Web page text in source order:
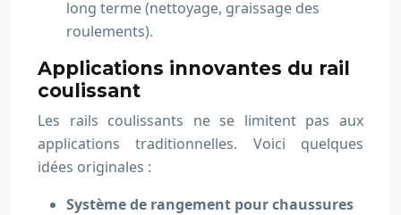
long terme (nettoyage, graissage des
roulements).
Applications innovantes du rail
coulissant
Les rails coulissants ne se limitent pas aux
applications traditionnelles. Voici quelques
idées originales :
Système de rangement pour chaussures